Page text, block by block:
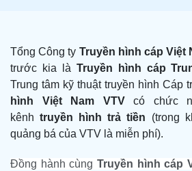
Tổng Công ty Truyền hình cáp Việt
trước kia là Truyền hình cáp
Trung tâm kỹ thuật truyền hình Cáp
hình Việt Nam VTVcó chức
kênhtruyền hình trả tiền (trong
quảng bá của VTV là miễn phí).
Đồng hành cùng Truyền hình cáp